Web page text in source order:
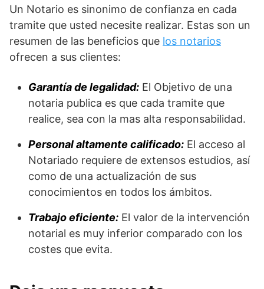
Un Notario es sinonimo de confianza en cada
tramite que usted necesite realizar. Estas son un
resumen de las beneficios que los notarios
ofrecen a sus clientes:
Garantía de legalidad: El Objetivo de una
notaria publica es que cada tramite que
realice, sea con la mas alta responsabilidad.
Personal altamente calificado: El acceso al
Notariado requiere de extensos estudios, así
como de una actualización de sus
conocimientos en todos los ámbitos.
Trabajo eficiente: El valor de la intervención
notarial es muy inferior comparado con los
costes que evita.